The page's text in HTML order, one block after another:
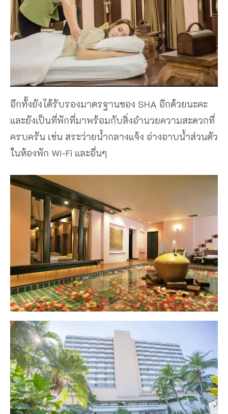
อีกทั้งยังได้รับรองมาตรฐานของ SHA อีกด้วยนะคะ
และยังเป็นที่พักที่มาพร้อมกับสิ่งอำนวยความสะดวกที่
ครบครัน เช่น สระว่ายน้ำกลางแจ้ง อ่างอาบน้ำส่วนตัว
ในห้องพัก Wi-Fi และอื่นๆ